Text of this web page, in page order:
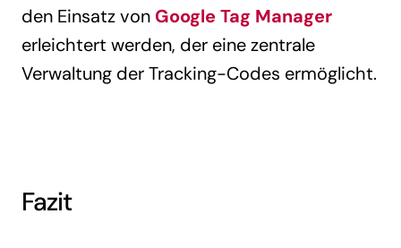
den Einsatz von Google Tag Manager
erleichtert werden, der eine zentrale
Verwaltung der Tracking-Codes ermöglicht.
Fazit